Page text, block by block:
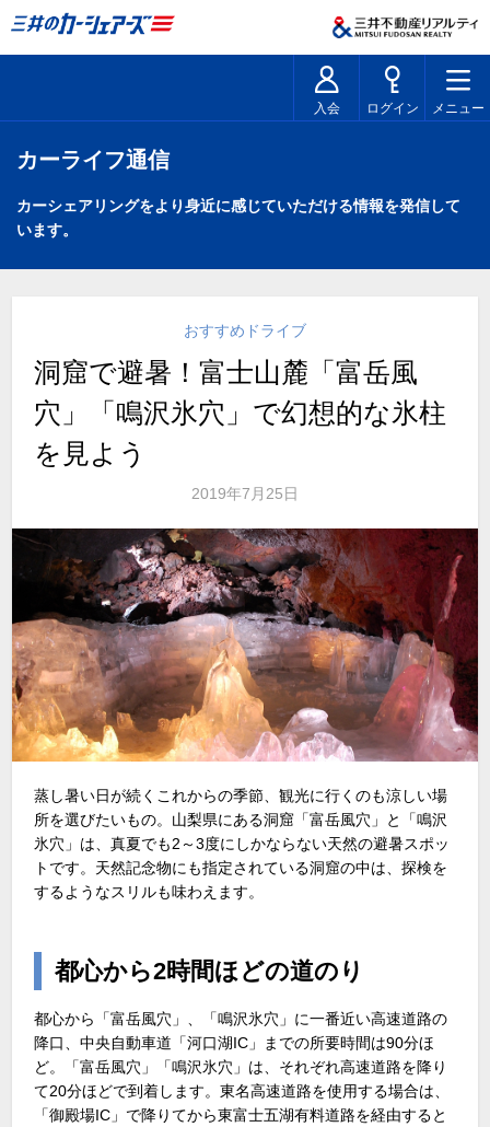
入会 ログイン メニュー
カーライフ通信
カーシェアリングをより身近に感じていただける情報を発信して
います。
おすすめドライブ
洞窟で避暑！富士山麓「富岳風
穴」「鳴沢氷穴」で幻想的な氷柱
を見よう
2019年7月25日
蒸し暑い日が続くこれからの季節、観光に行くのも涼しい場
所を選びたいもの。山梨県にある洞窟「富岳風穴」と「鳴沢
氷穴」は、真夏でも2～3度にしかならない天然の避暑スポッ
トです。天然記念物にも指定されている洞窟の中は、探検を
するようなスリルも味わえます。
都心から2時間ほどの道のり
都心から「富岳風穴」、「鳴沢氷穴」に一番近い高速道路の
降口、中央自動車道「河口湖IC」までの所要時間は90分ほ
ど。「富岳風穴」「鳴沢氷穴」は、それぞれ高速道路を降り
て20分ほどで到着します。東名高速道路を使用する場合は、
「御殿場IC」で降りてから東富士五湖有料道路を経由すると